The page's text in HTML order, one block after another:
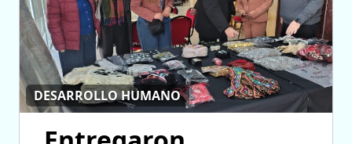
DESARROLLO HUMANO